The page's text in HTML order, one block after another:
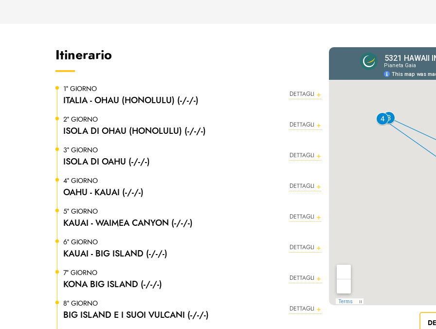
Itinerario
1° GIORNO
ITALIA - OHAU (HONOLULU) (-/-/-) DETTAGLI
2° GIORNO
ISOLA DI OHAU (HONOLULU) (-/-/-) DETTAGLI
3° GIORNO
ISOLA DI OAHU (-/-/-) DETTAGLI
4° GIORNO
OAHU - KAUAI (-/-/-) DETTAGLI
5° GIORNO
KAUAI - WAIMEA CANYON (-/-/-) DETTAGLI
6° GIORNO
KAUAI - BIG ISLAND (-/-/-) DETTAGLI
7° GIORNO
KONA BIG ISLAND (-/-/-) DETTAGLI
8° GIORNO
BIG ISLAND E I SUOI VULCANI (-/-/-) DETTAGLI